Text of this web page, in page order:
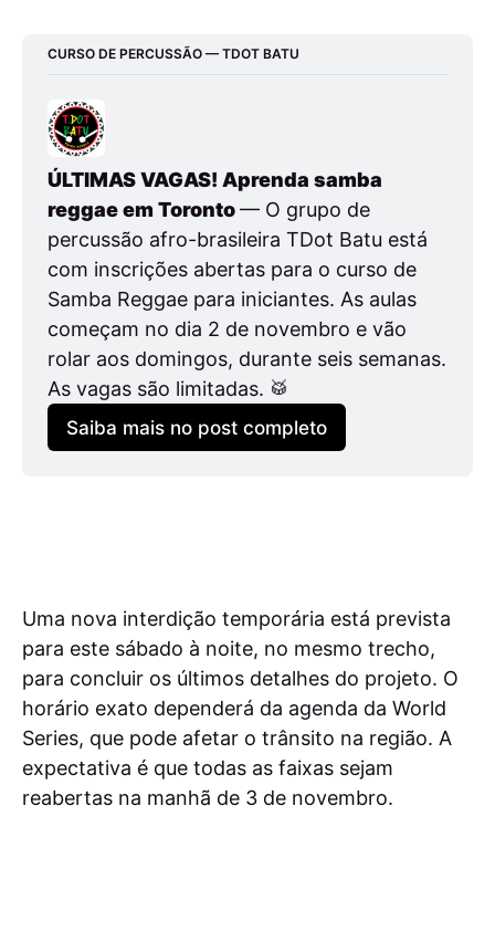
CURSO DE PERCUSSÃO — TDOT BATU
ÚLTIMAS VAGAS! Aprenda samba
reggae em Toronto — O grupo de
percussão afro-brasileira TDot Batu está
com inscrições abertas para o curso de
Samba Reggae para iniciantes. As aulas
começam no dia 2 de novembro e vão
rolar aos domingos, durante seis semanas.
As vagas são limitadas. 🥁
Saiba mais no post completo
Uma nova interdição temporária está prevista
para este sábado à noite, no mesmo trecho,
para concluir os últimos detalhes do projeto. O
horário exato dependerá da agenda da World
Series, que pode afetar o trânsito na região. A
expectativa é que todas as faixas sejam
reabertas na manhã de 3 de novembro.